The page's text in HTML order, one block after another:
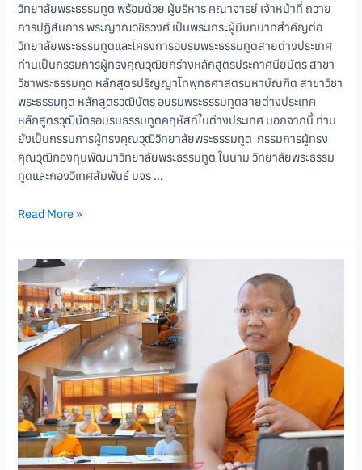
วิทยาลัยพระธรรมทูต พร้อมด้วย ผู้บริหาร คณาจารย์ เจ้าหน้าที่ ถวาย
การปฏิสันถาร พระญาณวชิรวงศ์ เป็นพระเถระผู้มีบทบาทสำคัญต่อ
วิทยาลัยพระธรรมทูตและโครงการอบรมพระธรรมทูตสายต่างประเทศ
ท่านเป็นกรรมการผู้ทรงคุณวุฒิยกร่างหลักสูตรประกาศนียบัตร สาขา
วิชาพระธรรมทูต หลักสูตรปริญญาโทพุทธศาสตรมหาบัณฑิต สาขาวิชา
พระธรรมทูต หลักสูตรวุฒิบัตร อบรมพระธรรมทูตสายต่างประเทศ
หลักสูตรวุฒิบัตรอบรมธรรมทูตคฤหัสถ์ในต่างประเทศ นอกจากนี้ ท่าน
ยังเป็นกรรมการผู้ทรงคุณวุฒิวิทยาลัยพระธรรมทูต กรรมการผู้ทรง
คุณวุฒิกองทุนพัฒนาวิทยาลัยพระธรรมทูต ในนาม วิทยาลัยพระธรรม
ทูตและกองวิเทศสัมพันธ์ มจร …
Read More »